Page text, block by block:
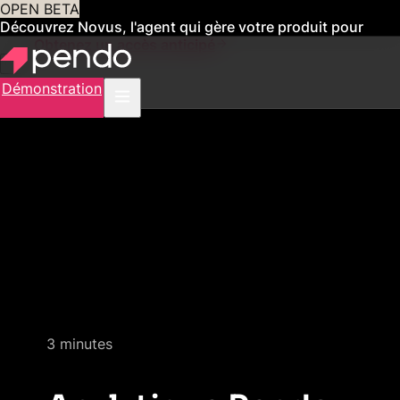
OPEN BETA
Découvrez Novus, l'agent qui gère votre produit pour
vousObtenez un accès anticipé
Démonstration
3 minutes